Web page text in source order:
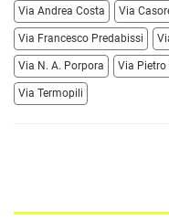
Via Andrea Costa Via
Via Francesco Predabissi
Via N. A. Porpora Via Pietro
Via Termopili